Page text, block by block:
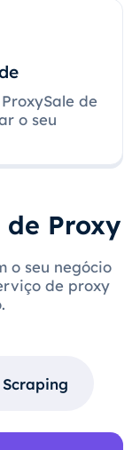
de
o seu
de Proxy
o seu negócio
de proxy